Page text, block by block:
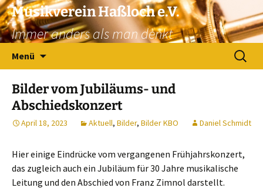
Zum
Inhalt
springen
Musikverein Haßloch e.V.
Immer anders als man denkt
Menü
Suchen
nach:
Bilder vom Jubiläums- und
Abschiedskonzert
April 18, 2023 Aktuell, Bilder, Bilder KBO Daniel Schmidt
Hier einige Eindrücke vom vergangenen Frühjahrskonzert,
das zugleich auch ein Jubiläum für 30 Jahre musikalische
Leitung und den Abschied von Franz Zimnol darstellt.